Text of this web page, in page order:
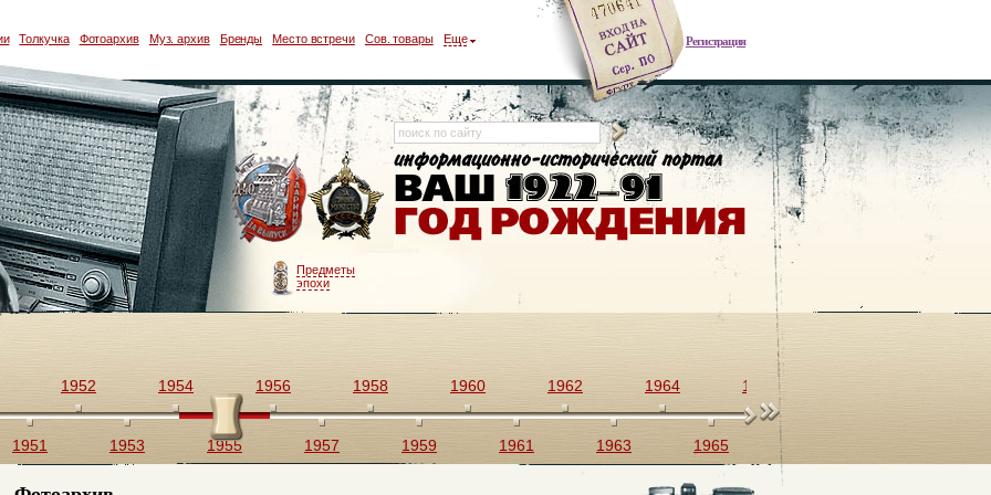
Регистрация
Толкучка Фотоархив Муз. архив Бренды Место встречи Сов. товары Еще
Предметы
эпохи
1951
1952
1953
1954
1955
1956
1957
1958
1959
1960
1961
1962
1963
1964
1965
1966